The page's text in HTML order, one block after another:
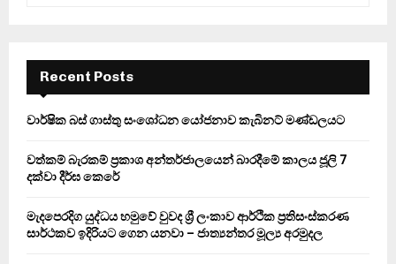
f
r
E
A
Recent Posts
වාර්ෂික බස් ගාස්තු සංශෝධන යෝජනාව කැබිනට් මණ්ඩලයට
වත්කම් බැරකම් ප්‍රකාශ අන්තර්ජාලයෙන් බාරදීමේ කාලය ජූලි 7
දක්වා දීර්ඝ කෙරේ
මැදපෙරදිග යුද්ධය හමුවේ වුවද ශ්‍රී ලංකාව ආර්ථික ප්‍රතිසංස්කරණ
සාර්ථකව ඉදිරියට ගෙන යනවා – ජාත්‍යන්තර මූල්‍ය අරමුදල